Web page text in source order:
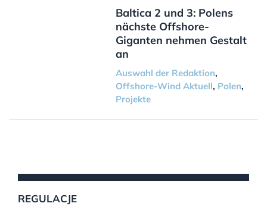
Baltica 2 und 3: Polens
nächste Offshore-
Giganten nehmen Gestalt
an
Auswahl der Redaktion,
Offshore-Wind Aktuell, Polen,
Projekte
REGULACJE